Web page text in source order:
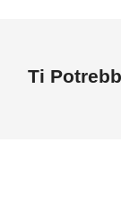
Ti